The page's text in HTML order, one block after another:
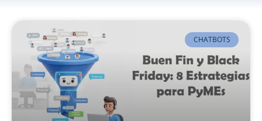
CHATBOTS